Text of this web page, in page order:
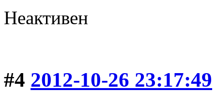
Неактивен
#4 2012-10-26 23:17:49